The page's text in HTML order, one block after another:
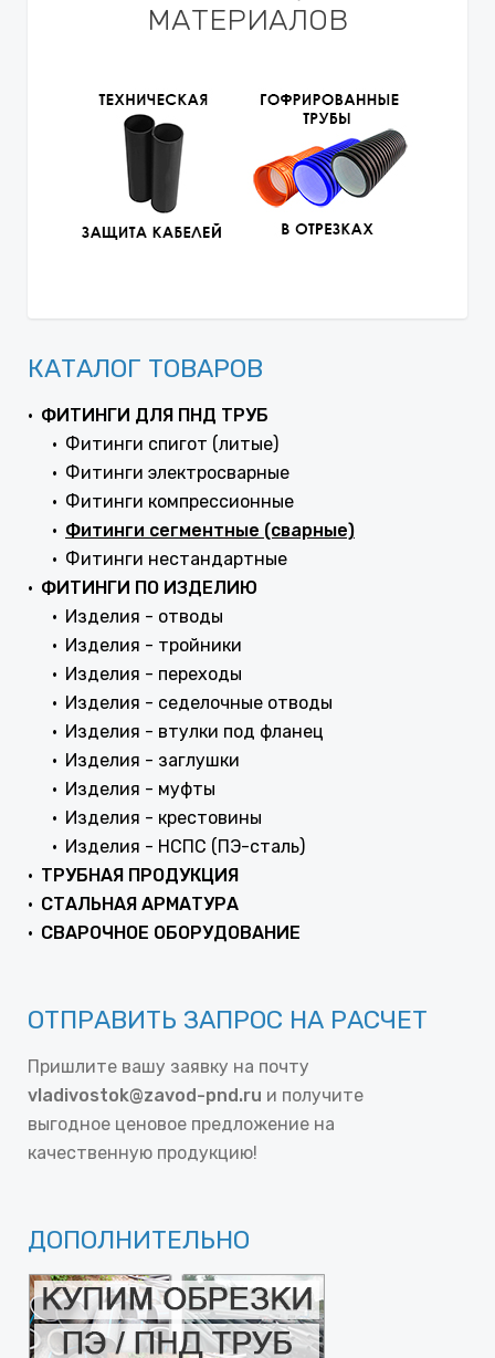
МАТЕРИАЛОВ
КАТАЛОГ ТОВАРОВ
ФИТИНГИ ДЛЯ ПНД ТРУБ
Фитинги спигот (литые)
Фитинги электросварные
Фитинги компрессионные
Фитинги сегментные (сварные)
Фитинги нестандартные
ФИТИНГИ ПО ИЗДЕЛИЮ
Изделия - отводы
Изделия - тройники
Изделия - переходы
Изделия - седелочные отводы
Изделия - втулки под фланец
Изделия - заглушки
Изделия - муфты
Изделия - крестовины
Изделия - НСПС (ПЭ-сталь)
ТРУБНАЯ ПРОДУКЦИЯ
СТАЛЬНАЯ АРМАТУРА
СВАРОЧНОЕ ОБОРУДОВАНИЕ
ОТПРАВИТЬ ЗАПРОС НА РАСЧЕТ
Пришлите вашу заявку на почту
vladivostok@zavod-pnd.ru и получите
выгодное ценовое предложение на
качественную продукцию!
ДОПОЛНИТЕЛЬНО